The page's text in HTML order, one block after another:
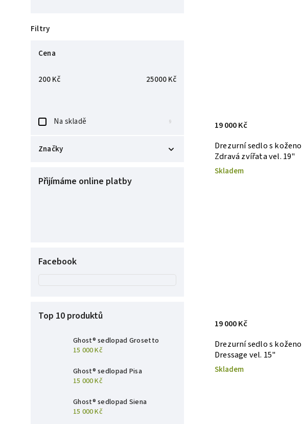
Filtry
Cena
200Kč 25000Kč
Na skladě 9
Značky
Ghost
Přijímáme online platby
Facebook
Top 10 produktů
Ghost® sedlopad Grosetto
15 000 Kč
Ghost® sedlopad Pisa
15 000 Kč
Ghost® sedlopad Siena
15 000 Kč
Drezurní sedlo s
Zdravá zvířata vel. 19"
Skladem
19 000 Kč
Drezurní sedlo s
Dressage vel. 15"
Skladem
19 000 Kč